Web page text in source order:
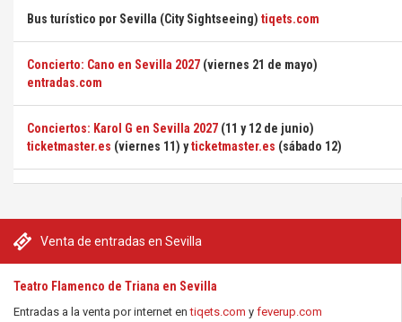
Venta de entradas en Sevilla
Teatro Flamenco de Triana en Sevilla
Entradas a la venta por internet entiqets.com y feverup.com
Bus turístico por Sevilla (City Sightseeing) tiqets.com
Concierto: Cano en Sevilla 2027 (viernes 21 de mayo)
entradas.com
Conciertos: Karol G en Sevilla 2027 (11 y 12 de junio)
ticketmaster.es (viernes 11) yticketmaster.es (sábado 12)